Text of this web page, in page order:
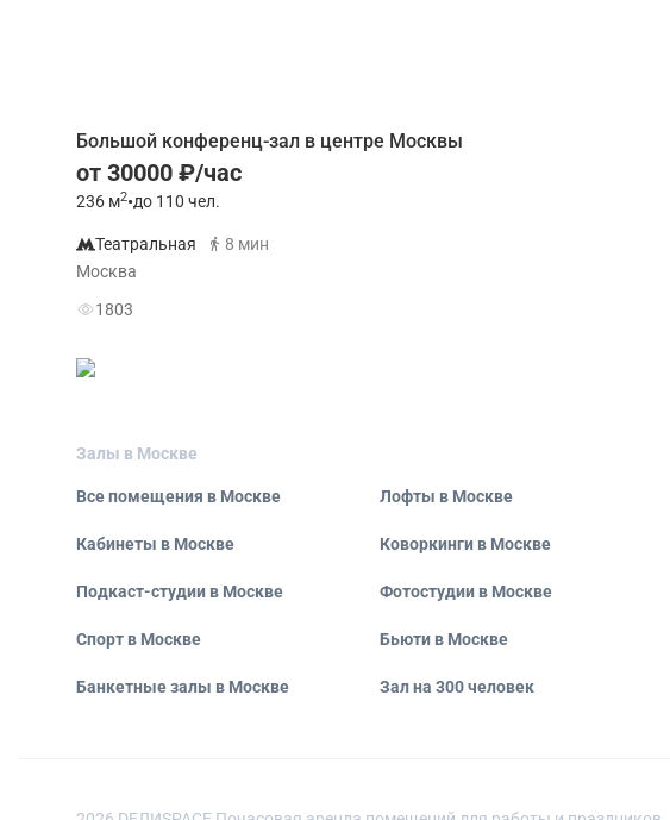
Большой конференц-зал в центре Москвы
от 30000 ₽/час
236 м2•до 110 чел.
Театральная
8 мин
Москва
1803
Залы в Москве
Все помещения в Москве Лофты в Москве
Кабинеты в Москве Коворкинги в Москве
Подкаст-студии в Москве Фотостудии в Москве
Спорт в Москве Бьюти в Москве
Банкетные залы в Москве Зал на 300 человек